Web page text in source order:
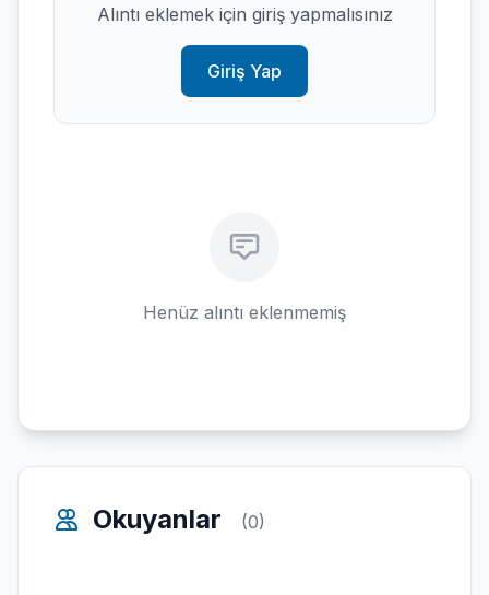
Alıntı eklemek için giriş yapmalısınız
Giriş Yap
Henüz alıntı eklenmemiş
Okuyanlar (0)